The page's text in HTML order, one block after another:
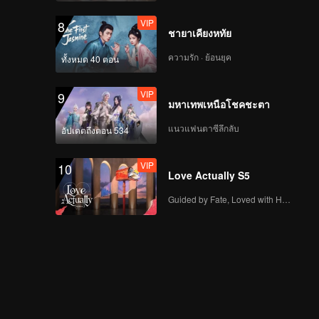
8
ทั้งหมด 40 ตอน
VIP
ชายาเคียงหทัย
ความรัก · ย้อนยุค
9
อัปเดตถึงตอน 534
VIP
มหาเทพเหนือโชคชะตา
แนวแฟนตาซีลึกลับ
10 VIP
Love Actually S5